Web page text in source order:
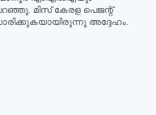
മിസ് കേരള പെജന്റ്
അദ്ദേഹം.